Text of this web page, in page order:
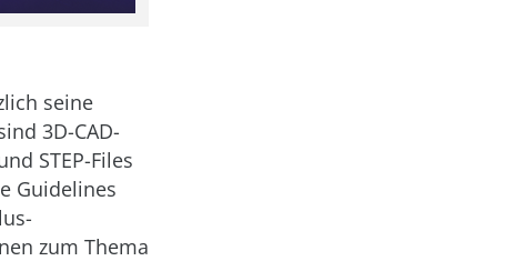
seine
3D-CAD-
STEP-Files
Guidelines
zum Thema